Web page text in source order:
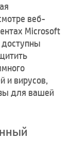
веб-
Microsoft
доступны
и вирусов,
для вашей